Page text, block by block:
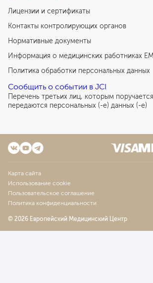
Лицензии и сертификаты
Контакты контролирующих органов
Нормативные документы
Информация о медицинских работниках
Политика обработки персональных данных
Сообщить о событии в JCI
Перечень третьих лиц, которым
передаются персональных (-е) данных (-е)
Карта сайта
Использование cookie
Пользовательское соглашение
Политика конфиденциальности
© 2026 Европейский Медицинский Центр